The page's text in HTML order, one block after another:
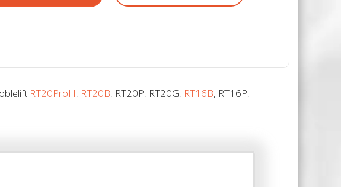
RT20ProH, RT20B, RT20P, RT20G, RT16B, RT16P,